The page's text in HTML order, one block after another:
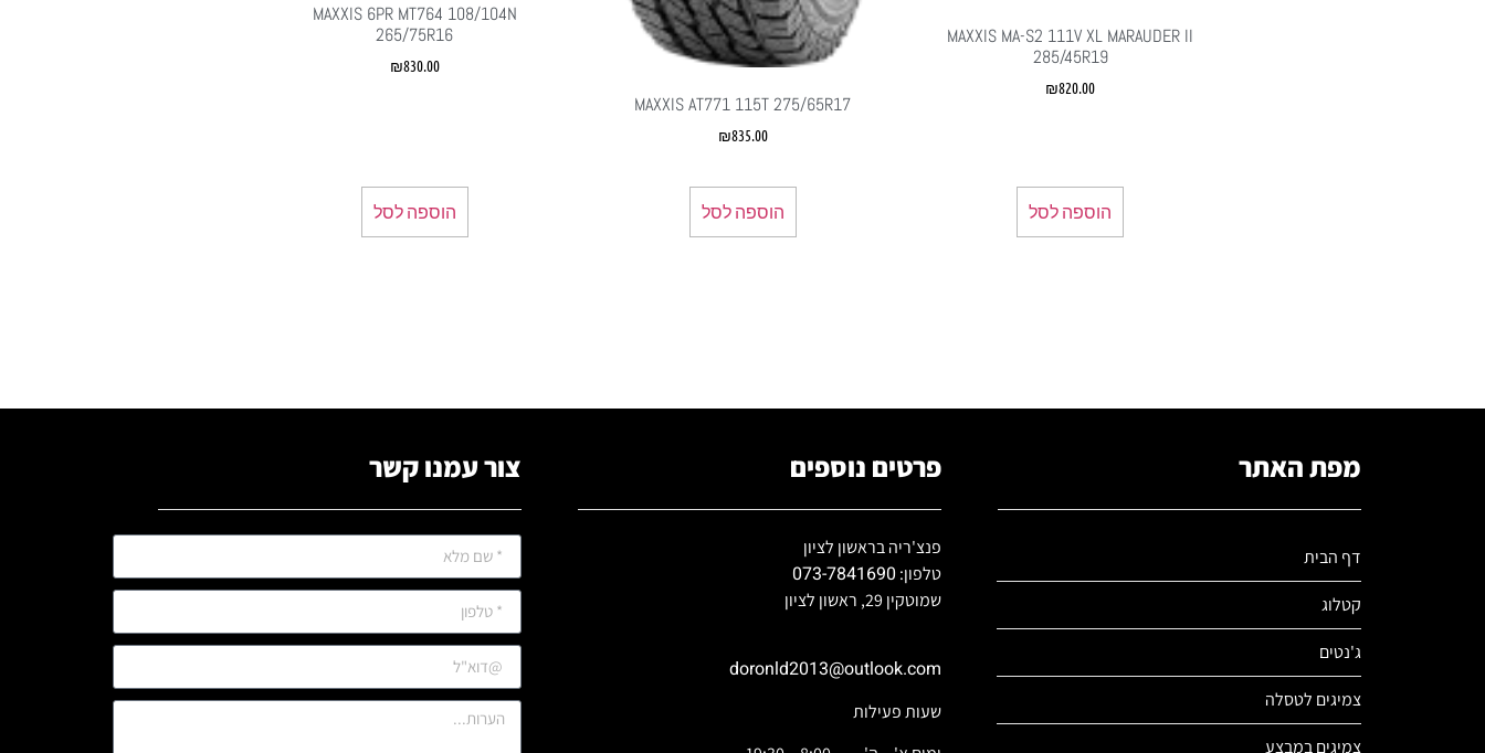
MAXXIS MA-S2 111V XL MARAUDER II
285/45R19
₪820.00
הוספה לסל
MAXXIS AT771 115T 275/65R17
₪835.00
הוספה לסל
MAXXIS 6PR MT764 108/104N
265/75R16
₪830.00
הוספה לסל
מפת האתר
דף הבית
קטלוג
ג'נטים
צמיגים לטסלה
צמיגים במבצע
פרטים נוספים
פנצ'ריה בראשון לציון
טלפון:073-7841690
שמוטקין 29, ראשון לציון
doronld2013@outlook.com
שעות פעילות
צור עמנו קשר